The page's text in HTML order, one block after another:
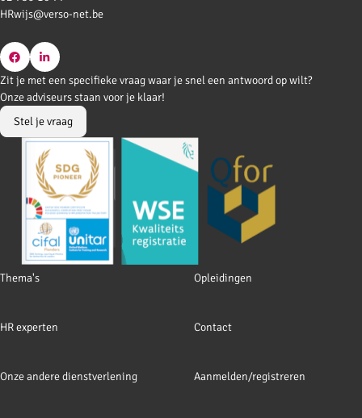
HRwijs@verso-net.be
Go
to
Facebook
Go
to
LinkedIn
Footer
Thema's Opleidingen
HR experten Contact
Onze andere dienstverlening Aanmelden/registreren
Zit je met een specifieke vraag waar je snel een antwoord op wilt?
Onze adviseurs staan voor je klaar!
Stel je vraag